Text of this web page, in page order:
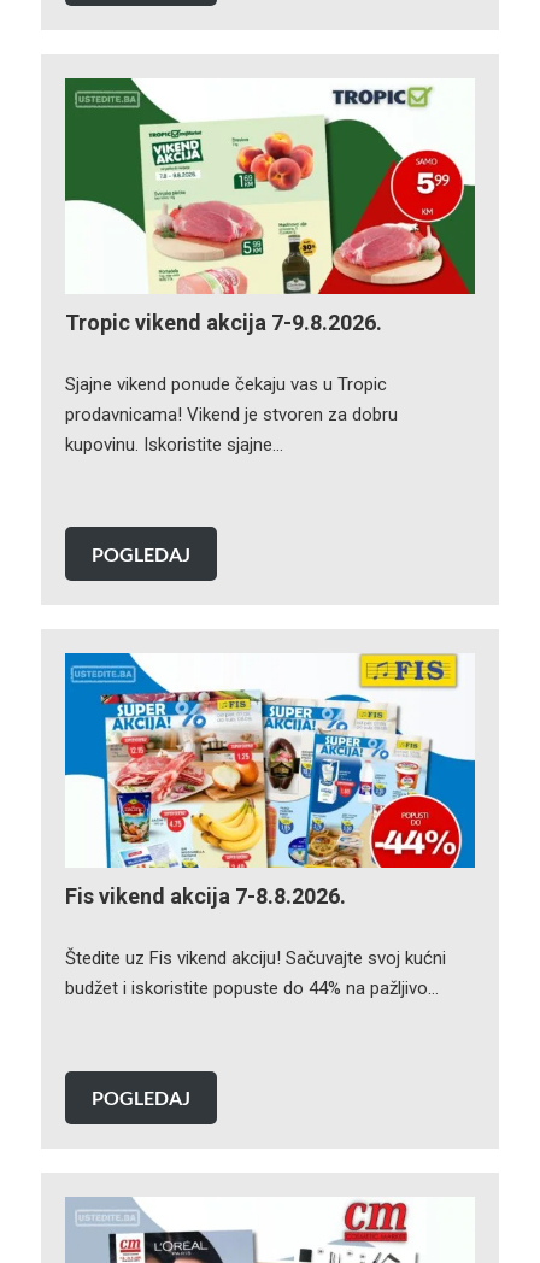
Tropic vikend akcija 7-9.8.2026.
Sjajne vikend ponude čekaju vas u Tropic
prodavnicama! Vikend je stvoren za dobru
kupovinu. Iskoristite sjajne…
POGLEDAJ
Fis vikend akcija 7-8.8.2026.
Štedite uz Fis vikend akciju! Sačuvajte svoj kućni
budžet i iskoristite popuste do 44% na pažljivo…
POGLEDAJ